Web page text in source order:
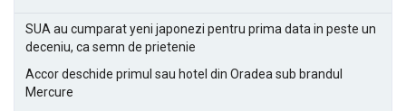
SUA au cumparat yeni japonezi pentru prima data in peste un
deceniu, ca semn de prietenie
Accor deschide primul sau hotel din Oradea sub brandul
Mercure